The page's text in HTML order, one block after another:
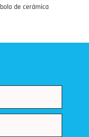
bola de cerámica